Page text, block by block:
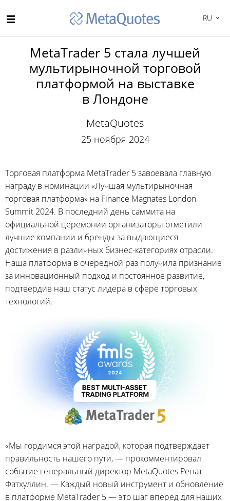
RU
MetaTrader 5 стала лучшей
мультирыночной торговой
платформой на выставке
в Лондоне
MetaQuotes
25 ноября 2024
Торговая платформа MetaTrader 5 завоевала главную
награду в номинации «Лучшая мультирыночная
торговая платформа» на Finance Magnates London
Summit 2024. В последний день саммита на
официальной церемонии организаторы отметили
лучшие компании и бренды за выдающиеся
достижения в различных бизнес-категориях отрасли.
Наша платформа в очередной раз получила признание
за инновационный подход и постоянное развитие,
подтвердив наш статус лидера в сфере торговых
технологий.
«Мы гордимся этой наградой, которая подтверждает
правильность нашего пути, — прокомментировал
событие генеральный директор MetaQuotes Ренат
Фатхуллин. — Каждый новый инструмент и обновление
в платформе MetaTrader 5 — это шаг вперед для наших